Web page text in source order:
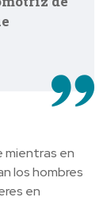
en
los hombres
en